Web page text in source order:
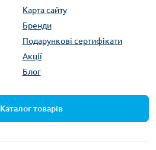
Карта сайту
Бренди
Подарункові сертифікати
Акції
Блог
Каталог товарів